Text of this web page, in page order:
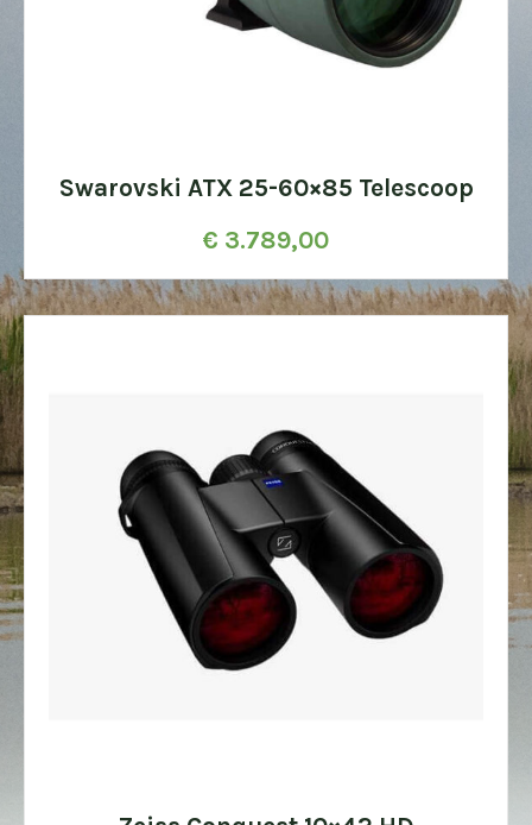
Swarovski ATX 25-60×85 Telescoop
€ 3.789,00